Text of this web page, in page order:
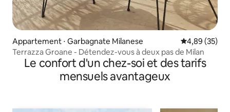
Appartement ⋅ Garbagnate Milanese Évaluation
4,89 (35)
Terrazza Groane - Détendez-vous à deux pas de Milan
Le confort d'un chez-soi et des tarifs
mensuels avantageux